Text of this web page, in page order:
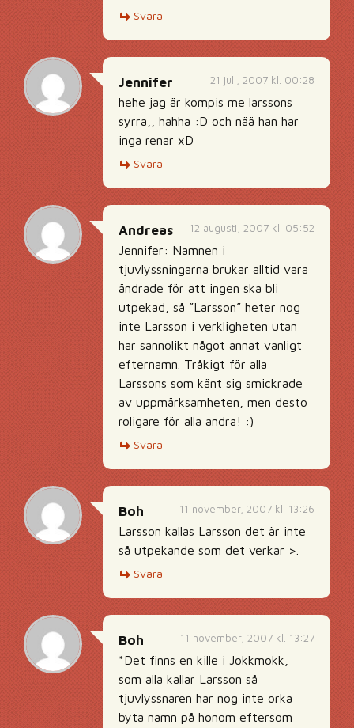
Svara
21 juli, 2007 kl. 00:28
Jennifer
hehe jag är kompis me larssons
syrra,, hahha :D och nää han har
inga renar xD
Svara
12 augusti, 2007 kl. 05:52
Andreas
Jennifer: Namnen i
tjuvlyssningarna brukar alltid vara
ändrade för att ingen ska bli
utpekad, så ”Larsson” heter nog
inte Larsson i verkligheten utan
har sannolikt något annat vanligt
efternamn. Tråkigt för alla
Larssons som känt sig smickrade
av uppmärksamheten, men desto
roligare för alla andra! :)
Svara
11 november, 2007 kl. 13:26
Boh
Larsson kallas Larsson det är inte
så utpekande som det verkar >.
Svara
11 november, 2007 kl. 13:27
Boh
*Det finns en kille i Jokkmokk,
som alla kallar Larsson så
tjuvlyssnaren har nog inte orka
byta namn på honom eftersom